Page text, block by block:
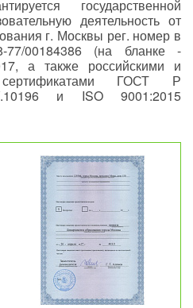
государственной
деятельность от
г. Москвы рег. номер в
77/00184386 (на бланке -
а также российскими и
сертификатами ГОСТ Р
и ISO 9001:2015